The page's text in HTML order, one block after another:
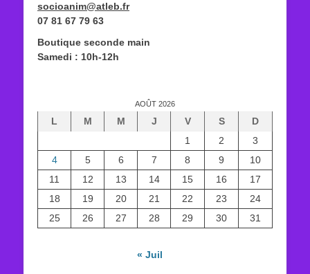
socioanim@atleb.fr
07 81 67 79 63
Boutique seconde main
Samedi : 10h-12h
AOÛT 2026
L M M J V S
D
1
2
3
4
5 6 7 8 9
10
11
12 13 14 15 16
17
18
19 20 21 22 23
24
25
26 27 28 29 30 31
« Juil